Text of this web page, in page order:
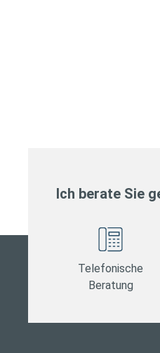
Ich berate Sie
Telefonische
Beratung